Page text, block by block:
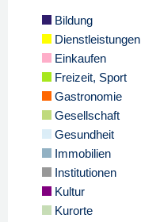
Bildung
Dienstleistungen
Einkaufen
Freizeit, Sport
Gastronomie
Gesellschaft
Gesundheit
Immobilien
Institutionen
Kultur
Kurorte